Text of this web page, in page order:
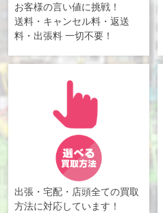
お客様の言い値に挑戦！
送料・キャンセル料・返送
料・出張料 一切不要！
出張・宅配・店頭全ての買取
方法に対応しています！